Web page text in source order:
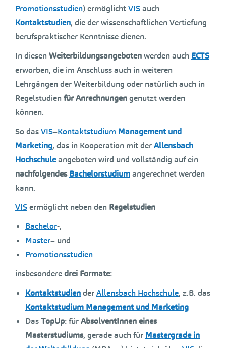
Promotionsstudien) ermöglichtVISauch
Kontaktstudien, die der wissenschaftlichen Vertiefung
berufspraktischer Kenntnisse dienen.
In diesen Weiterbildungsangebotenwerden auch ECTS
erworben, die im Anschluss auch in weiteren
Lehrgängen der Weiterbildung oder natürlich auch in
Regelstudien für Anrechnungengenutzt werden
können.
So dasVIS–Kontaktstudium Management und
Marketing, das in Kooperation mit derAllensbach
Hochschuleangeboten wird und vollständig auf ein
nachfolgendesBachelorstudiumangerechnet werden
kann.
VISermöglicht neben den Regelstudien
Bachelor-,
Master– und
Promotionsstudien
insbesonderedrei Formate:
KontaktstudienderAllensbach Hochschule, z.B. das
Kontaktstudium Management und Marketing
DasTopUp: fürAbsolventInnen eines
Masterstudiums, gerade auch für Mastergrade in